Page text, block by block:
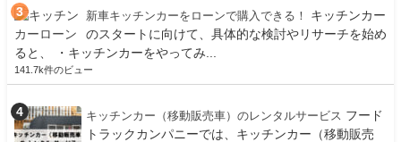
新車キッチンカーをローンで購入できる！
キッチンカー
のスタートに向けて、具体的な検討やリサーチを始め
ると、 ・キッチンカーをやってみ...
141.7k件のビュー
キッチンカー（移動販売車）のレンタルサービス フード
トラックカンパニーでは、キッチンカー（移動販売